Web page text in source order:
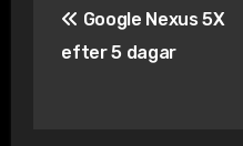
Google Nexus 5X
efter 5 dagar